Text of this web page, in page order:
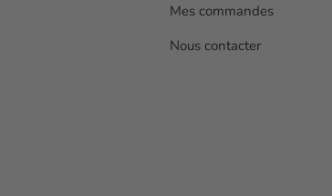
Mes commandes
Nous contacter